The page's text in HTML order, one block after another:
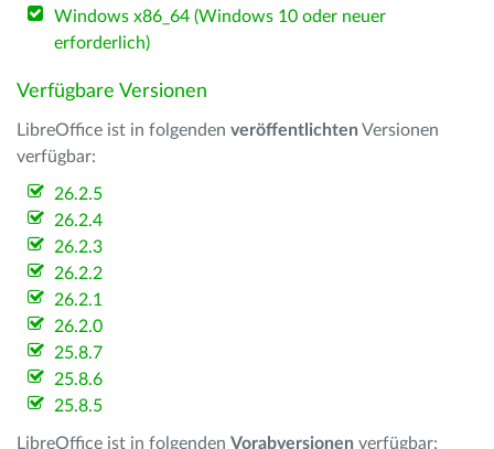
Windows x86_64 (Windows 10 oder neuer
erforderlich)
Verfügbare Versionen
LibreOffice ist in folgenden veröffentlichten Versionen
verfügbar:
26.2.5
26.2.4
26.2.3
26.2.2
26.2.1
26.2.0
25.8.7
25.8.6
25.8.5
LibreOffice ist in folgenden Vorabversionen verfügbar: